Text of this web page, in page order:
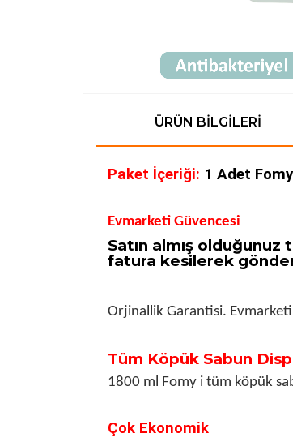
ÜRÜN BILGILERI
Paket İçeriği: 1 Adet
Evmarketi Güvencesi
Satın almış
fatura kesilerek
Orjinallik Garantisi. Evmarketi
Tüm Köpük Sabun
1800 ml Fomy i tüm köpük
Çok Ekonomik